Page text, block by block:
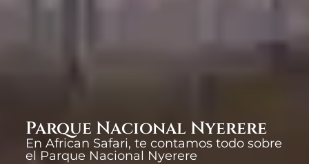
Parque Nacional Nyerere
En African Safari, te contamos todo sobre
el Parque Nacional Nyerere